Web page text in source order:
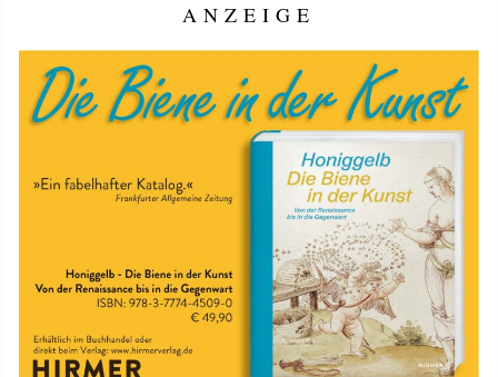
ANZEIGE